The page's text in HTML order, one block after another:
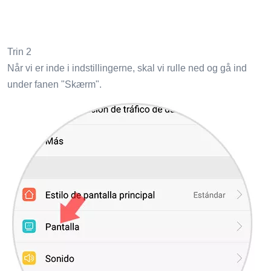
Trin 2
Når vi er inde i indstillingerne, skal vi rulle ned og gå ind
under fanen "Skærm".